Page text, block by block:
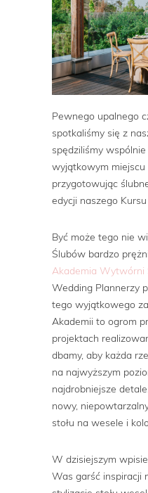
Pewnego upalnego
spotkaliśmy się z
spędziliśmy
wyjątkowym miejscu
przygotowując
edycji naszego
Być może tego nie
Ślubów bardzo
Akademia Wytwórni
Wedding Plannerzy
tego wyjątkowego
Akademii to ogrom
projektach
dbamy, aby każda
na najwyższym
najdrobniejsze
nowy,
stołu na wesele i
W dzisiejszym
Was garść inspiracji